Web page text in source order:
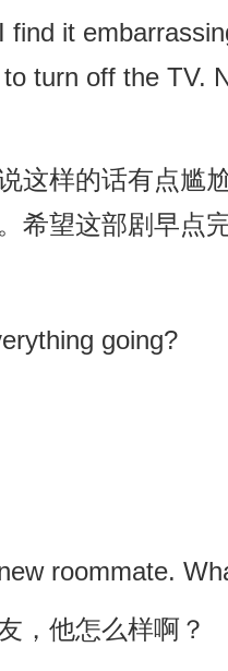
find it
turn off the TV.
这样的话有点尴
希望这部剧早点
going?
roommate.
，他怎么样啊？